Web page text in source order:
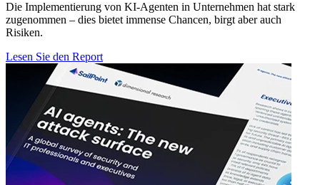
Die Implementierung von KI-Agenten in Unternehmen hat stark
zugenommen – dies bietet immense Chancen, birgt aber auch
Risiken.
Lesen Sie den Report